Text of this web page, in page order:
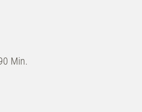
Min.